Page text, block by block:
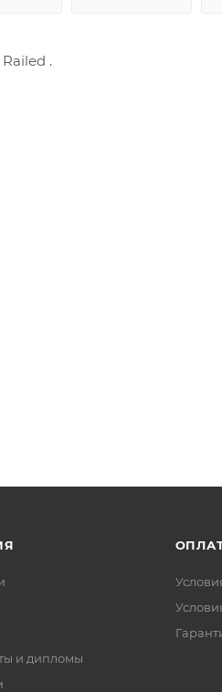
.
и дипломы